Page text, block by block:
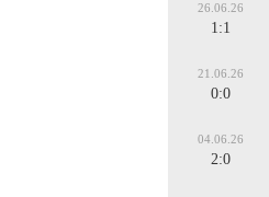
26.06.26
1:1
21.06.26
0:0
04.06.26
2:0